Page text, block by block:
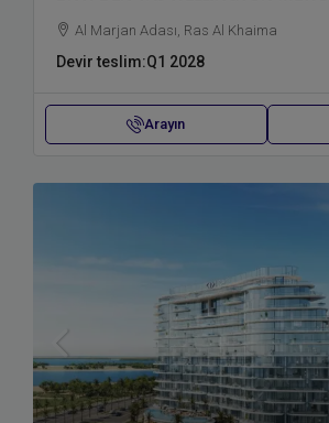
Al Marjan Adası, Ras Al Khaima
Devir teslim:Q1 2028
Arayın